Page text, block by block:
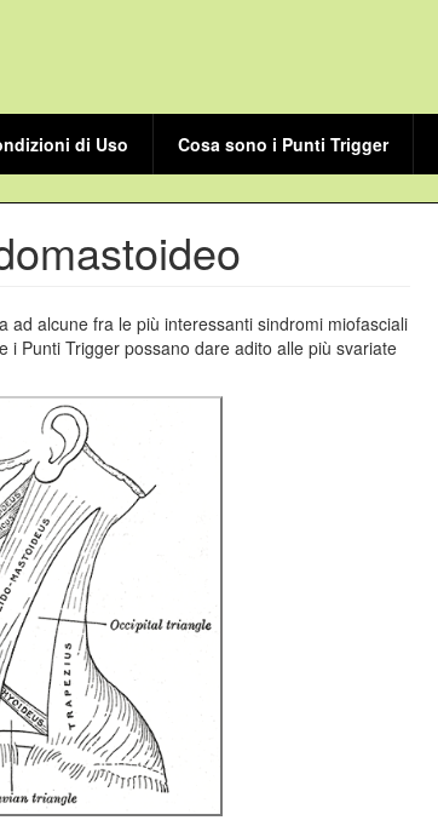
di Uso Cosa sono i Punti Trigger
ad alcune fra le più interessanti sindromi miofasciali
i Punti Trigger possano dare adito alle più svariate